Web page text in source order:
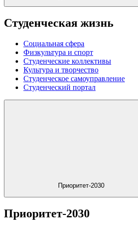
Студенческая жизнь
Социальная сфера
Физкультура и спорт
Студенческие коллективы
Культура и творчество
Студенческое самоуправление
Студенческий портал
Приоритет-2030
Приоритет-2030